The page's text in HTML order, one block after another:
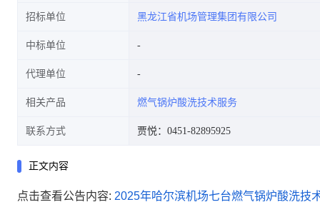
招标单位 黑龙江省机场管理集团有限公司
中标单位
代理单位
相关产品 燃气锅炉酸洗技术服务
联系方式 贾悦：0451-82895925
正文内容
点击查看公告内容: 2025年哈尔滨机场七台燃气锅炉酸洗技